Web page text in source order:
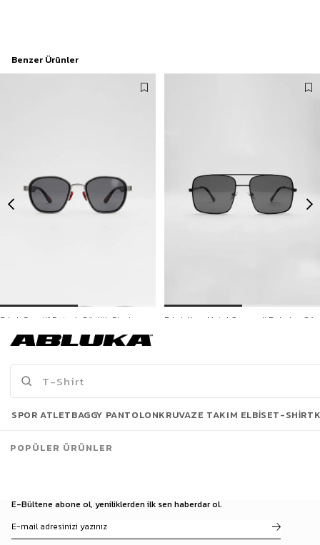
Benzer Ürünler
Erkek Sportif Detaylı Gözlük Siyah
599,90 TL
Son Bakılanlar
E-Bültene abone ol, yeniliklerden ilk sen haberdar ol.
SPOR ATLETBAGGY PANTOLONKRUVAZE TAKIM ELBISET-SHIRT
POPÜLER ÜRÜNLER